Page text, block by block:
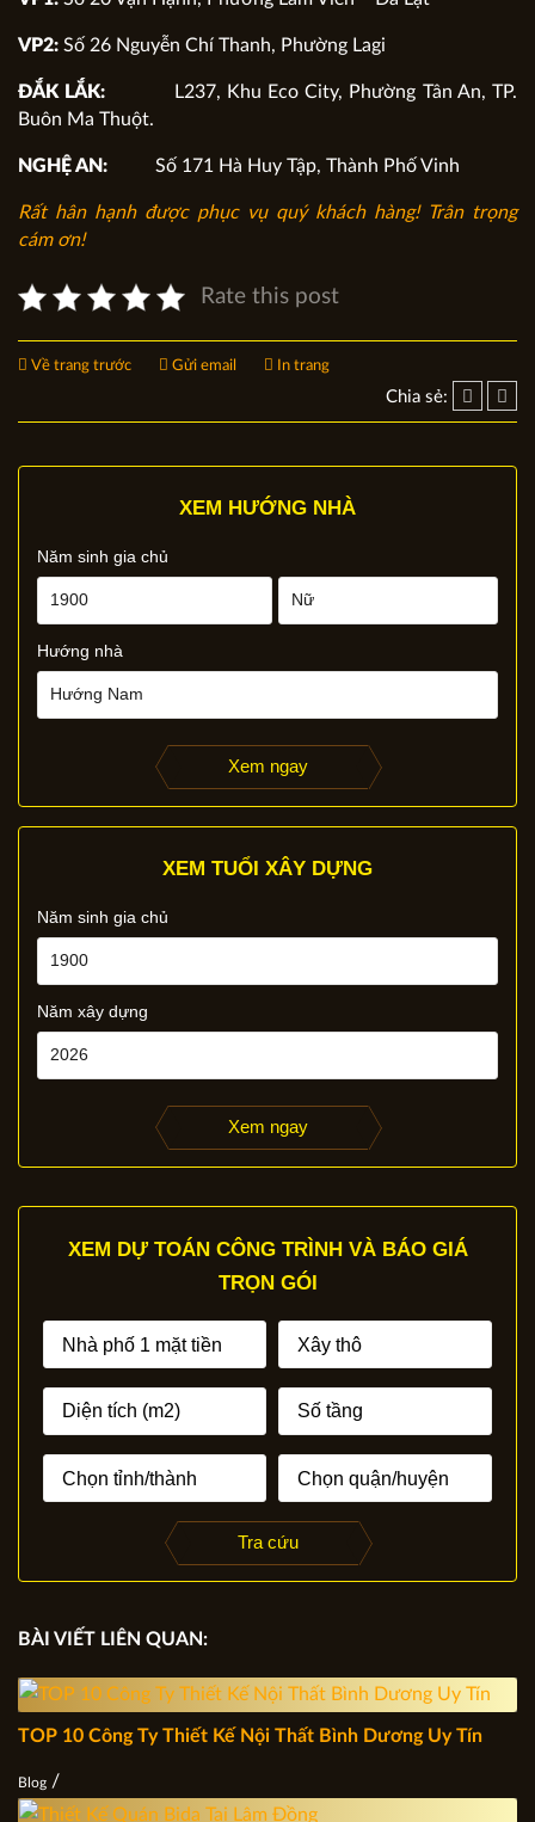
VP2: Số 26 Nguyễn Chí Thanh, Phường Lagi
ĐẮK LẮK: L237, Khu Eco City, Phường Tân An, TP.
Buôn Ma Thuột.
NGHỆ AN: Số 171 Hà Huy Tập, Thành Phố Vinh
Rất hân hạnh được phục vụ quý khách hàng! Trân trọng
cám ơn!
Rate this post
Về trang trước Gửi email In trang
Chia sẻ:
XEM HƯỚNG NHÀ
Năm sinh gia chủ
Hướng nhà
Xem ngay
XEM TUỔI XÂY DỰNG
Năm sinh gia chủ
Năm xây dựng
Xem ngay
XEM DỰ TOÁN CÔNG TRÌNH VÀ BÁO GIÁ
TRỌN GÓI
Tra cứu
BÀI VIẾT LIÊN QUAN:
TOP 10 Công Ty Thiết Kế Nội Thất Bình Dương Uy Tín
Blog /